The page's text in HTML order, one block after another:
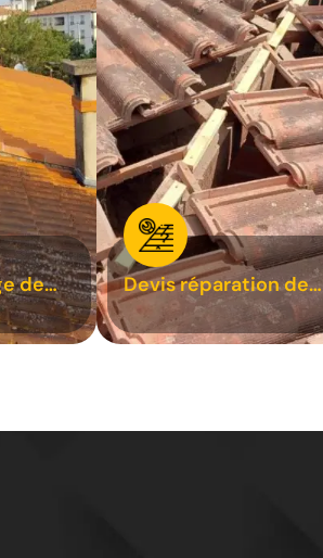
de
Devis réparation de
toiture 31